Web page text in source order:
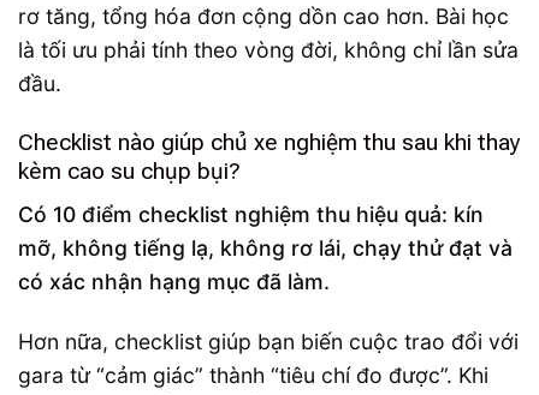
rơ tăng, tổng hóa đơn cộng dồn cao hơn. Bài học
là tối ưu phải tính theo vòng đời, không chỉ lần sửa
đầu.
Checklist nào giúp chủ xe nghiệm thu sau khi thay
kèm cao su chụp bụi?
Có 10 điểm checklist nghiệm thu hiệu quả: kín
mỡ, không tiếng lạ, không rơ lái, chạy thử đạt và
có xác nhận hạng mục đã làm.
Hơn nữa, checklist giúp bạn biến cuộc trao đổi với
gara từ “cảm giác” thành “tiêu chí đo được”. Khi